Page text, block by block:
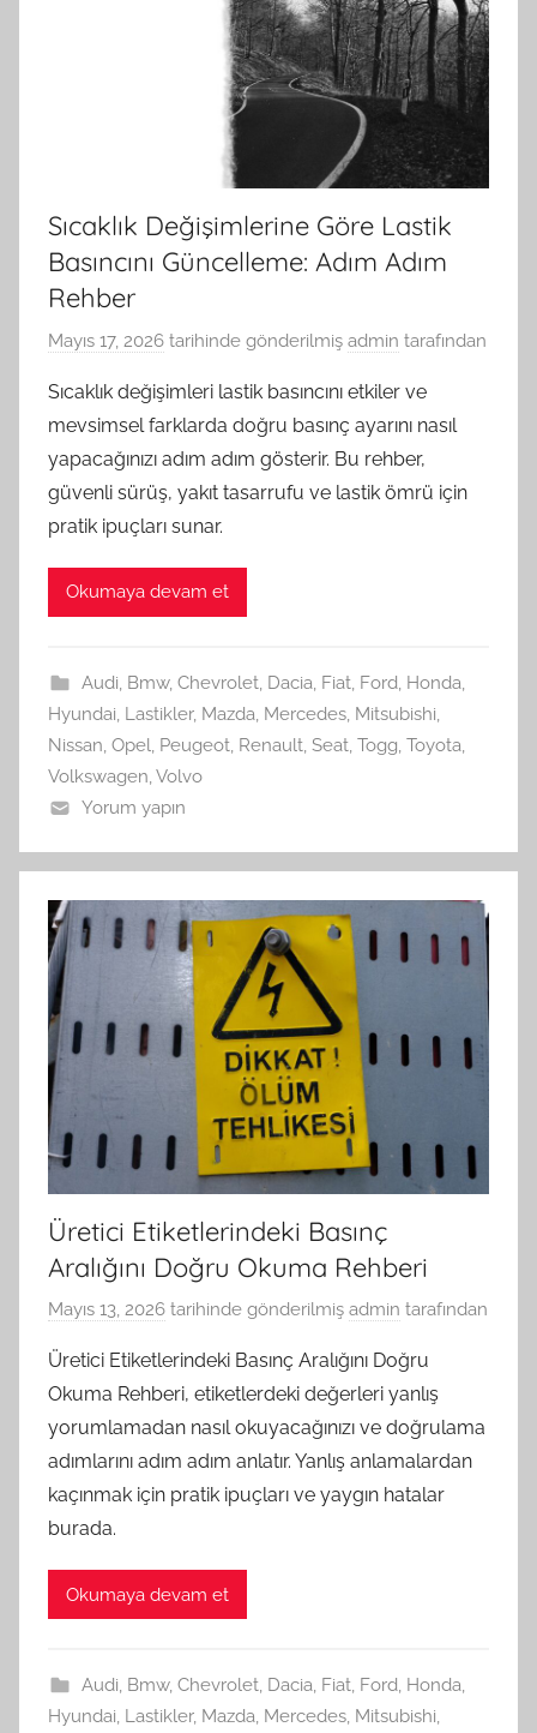
Sıcaklık Değişimlerine Göre Lastik
Basıncını Güncelleme: Adım Adım
Rehber
Mayıs 17, 2026 tarihinde gönderilmiş admin tarafından
Sıcaklık değişimleri lastik basıncını etkiler ve
mevsimsel farklarda doğru basınç ayarını nasıl
yapacağınızı adım adım gösterir. Bu rehber,
güvenli sürüş, yakıt tasarrufu ve lastik ömrü için
pratik ipuçları sunar.
Okumaya devam et
Audi Bmw, Chevrolet, Dacia Fiat, Ford Honda
Hyundai Lastikler, Mazda Mercedes Mitsubishi
Nissan Opel Peugeot Renault Seat Togg Toyota
Volkswagen Volvo
Yorum yapın
Üretici Etiketlerindeki Basınç
Aralığını Doğru Okuma Rehberi
Mayıs 13, 2026 tarihinde gönderilmiş admin tarafından
Üretici Etiketlerindeki Basınç Aralığını Doğru
Okuma Rehberi, etiketlerdeki değerleri yanlış
yorumlamadan nasıl okuyacağınızı ve doğrulama
adımlarını adım adım anlatır. Yanlış anlamalardan
kaçınmak için pratik ipuçları ve yaygın hatalar
burada.
Okumaya devam et
Audi, Bmw, Chevrolet, Dacia, Fiat, Ford, Honda,
Hyundai, Lastikler, Mazda, Mercedes, Mitsubishi,